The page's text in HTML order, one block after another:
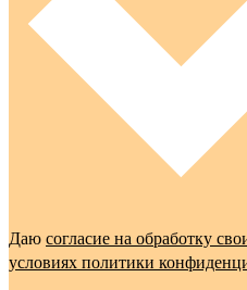
Даю согласие на обработку
условиях политики